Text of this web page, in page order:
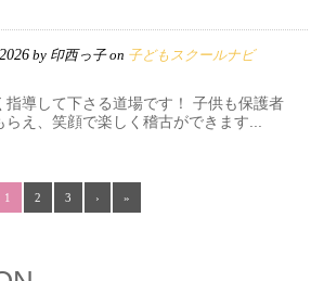
by 印西っ子on 子どもスクールナビ
指導して下さる道場です！ 子供も保護者
え、笑顔で楽しく稽古ができます...
1 2 3 › »